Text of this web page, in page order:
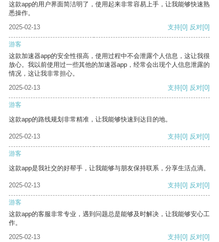
这款app的用户界面简洁明了，使用起来非常容易上手，让我能够快速熟
悉操作。
2025-02-13
支持[0] 反对[0]
游客
这款加速器app的安全性很高，使用过程中不会泄露个人信息，这让我很
放心。我以前使用过一些其他的加速器app，经常会出现个人信息泄露的
情况，这让我非常担心。
2025-02-13
支持[0] 反对[0]
游客
这款app的路线规划非常精准，让我能够快速到达目的地。
2025-02-13 支持[0] 反对[0]
游客
这款app是我社交的好帮手，让我能够与朋友保持联系，分享生活点滴。
2025-02-13 支持[0] 反对[0]
游客
这款app的客服非常专业，遇到问题总是能够及时解决，让我能够安心工
作。
2025-02-13
支持[0] 反对[0]